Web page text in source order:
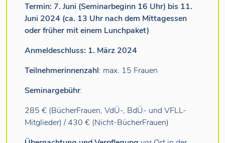
Termin: 7. Juni (Seminarbeginn 16 Uhr) bis 11.
Juni 2024 (ca. 13 Uhr nach dem Mittagessen
oder früher mit einem Lunchpaket)
Anmeldeschluss: 1. März 2024
Teilnehmerinnenzahl: max. 15 Frauen
Seminargebühr:
285 € (BücherFrauen, VdÜ-, BdÜ- und VFLL-
Mitglieder) / 430 € (Nicht-BücherFrauen)